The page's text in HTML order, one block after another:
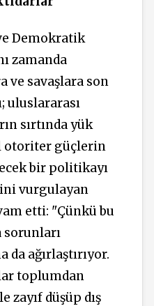
Demokratik
zamanda
ve savaşlara son
uluslararası
sırtında yük
otoriter güçlerin
bir politikayı
vurgulayan
etti: "Çünkü bu
ağırlaştırıyor.
toplumdan
zayıf düşüp dış